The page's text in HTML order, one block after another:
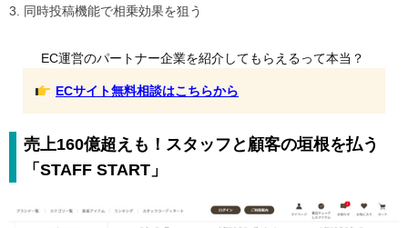
3. 同時投稿機能で相乗効果を狙う
EC運営のパートナー企業を紹介してもらえるって本当？
ECサイト無料相談はこちらから
売上160億超えも！スタッフと顧客の垣根を払う
「STAFF START」